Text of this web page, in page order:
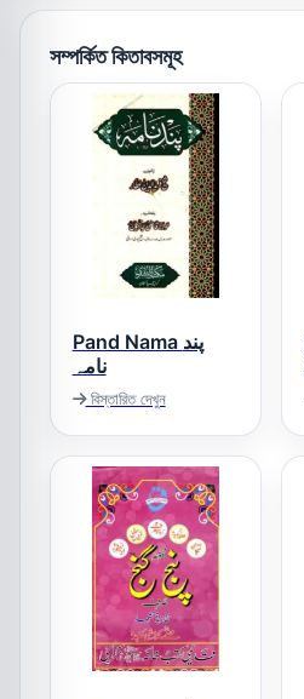
সম্পর্কিত কিতাবসমূহ
Pand Nama پند
نامہ
বিস্তারিত দেখুন